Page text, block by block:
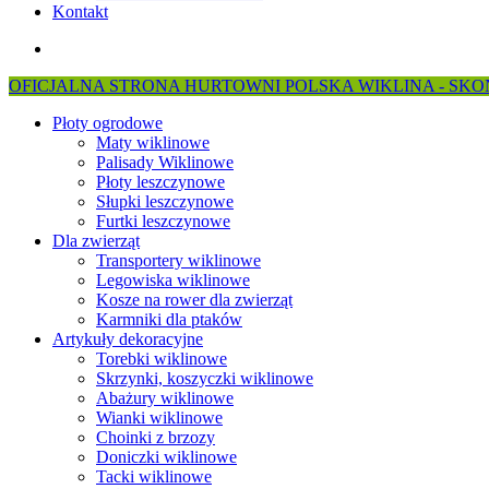
Kontakt
OFICJALNA STRONA HURTOWNI POLSKA WIKLINA -
Płoty ogrodowe
Maty wiklinowe
Palisady Wiklinowe
Płoty leszczynowe
Słupki leszczynowe
Furtki leszczynowe
Dla zwierząt
Transportery wiklinowe
Legowiska wiklinowe
Kosze na rower dla zwierząt
Karmniki dla ptaków
Artykuły dekoracyjne
Torebki wiklinowe
Skrzynki, koszyczki wiklinowe
Abażury wiklinowe
Wianki wiklinowe
Choinki z brzozy
Doniczki wiklinowe
Tacki wiklinowe